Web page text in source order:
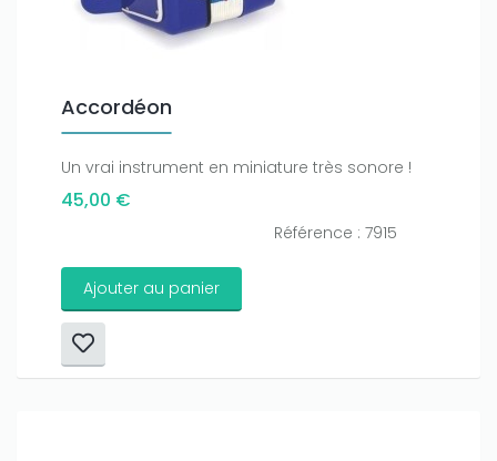
Accordéon
Un vrai instrument en miniature très sonore !
45,00 €
Référence : 7915
Ajouter au panier
Only play atJoo casino if you really want to win a huge
amount on your credits!